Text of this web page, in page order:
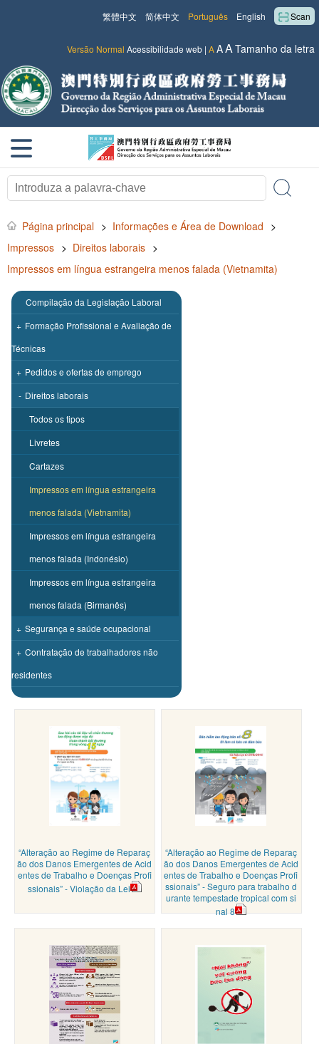
Scan
English
Português
简体中文
繁體中文
Versão Normal Acessibilidade web | AAATamanho da letra
Página principal > Informações e Área de Download >
Impressos > Direitos laborais >
Impressos em língua estrangeira menos falada (Vietnamita)
Compilação da Legislação Laboral
+ Formação Profissional e Avaliação de
Técnicas
+ Pedidos e ofertas de emprego
- Direitos laborais
Todos os tipos
Livretes
Cartazes
Impressos em língua estrangeira
menos falada (Vietnamita)
Impressos em língua estrangeira
menos falada (Indonésio)
Impressos em língua estrangeira
menos falada (Birmanês)
+ Segurança e saúde ocupacional
+ Contratação de trabalhadores não
residentes
“Alteração ao Regime de Reparaç
ão dos Danos Emergentes de Acid
entes de Trabalho e Doenças Profi
ssionais” - Violação da Lei
“Alteração ao Regime de Reparaç
ão dos Danos Emergentes de Acid
entes de Trabalho e Doenças Profi
ssionais” - Seguro para trabalho d
urante tempestade tropical com si
nal 8